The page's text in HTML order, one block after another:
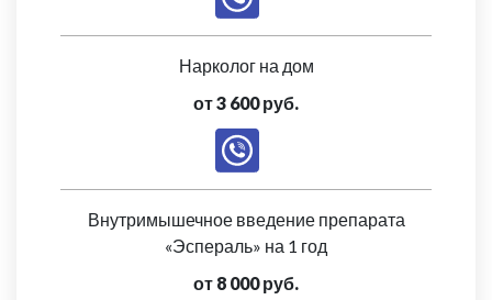
Нарколог на дом
от 3 600 руб.
Внутримышечное введение препарата
«Эспераль» на 1 год
от 8 000 руб.